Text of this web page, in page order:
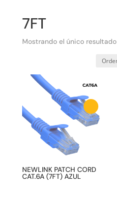
7FT
Mostrando el único resultado
NEWLINK PATCH CORD
CAT.6A (7FT) AZUL